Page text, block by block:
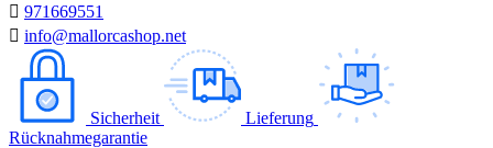
 971669551
 info@mallorcashop.net
Sicherheit
Lieferung
Rücknahmegarantie